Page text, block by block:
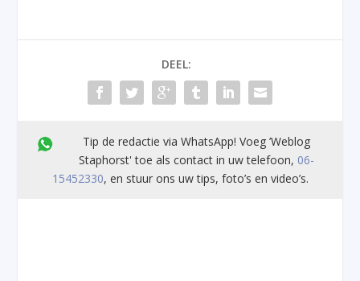
DEEL:
Tip de redactie via WhatsApp! Voeg ’Weblog
Staphorst' toe als contact in uw telefoon, 06-
15452330, en stuur ons uw tips, foto’s en video’s.